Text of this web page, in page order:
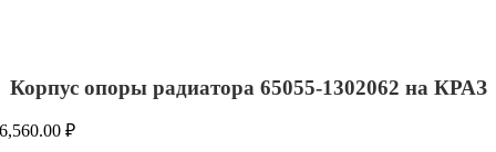
Корпус опоры радиатора 65055-1302062 на КРАЗ
6,560.00₽